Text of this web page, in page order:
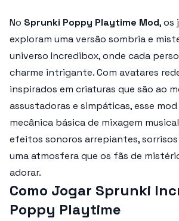
No Sprunki Poppy Playtime Mod, os
exploram uma versão sombria e
universo Incredibox, onde cada
charme intrigante. Com avatares
inspirados em criaturas que são ao
assustadoras e simpáticas, esse
mecânica básica de mixagem
efeitos sonoros arrepiantes,
uma atmosfera que os fãs de
adorar.
Como Jogar Sprunki
Poppy Playtime